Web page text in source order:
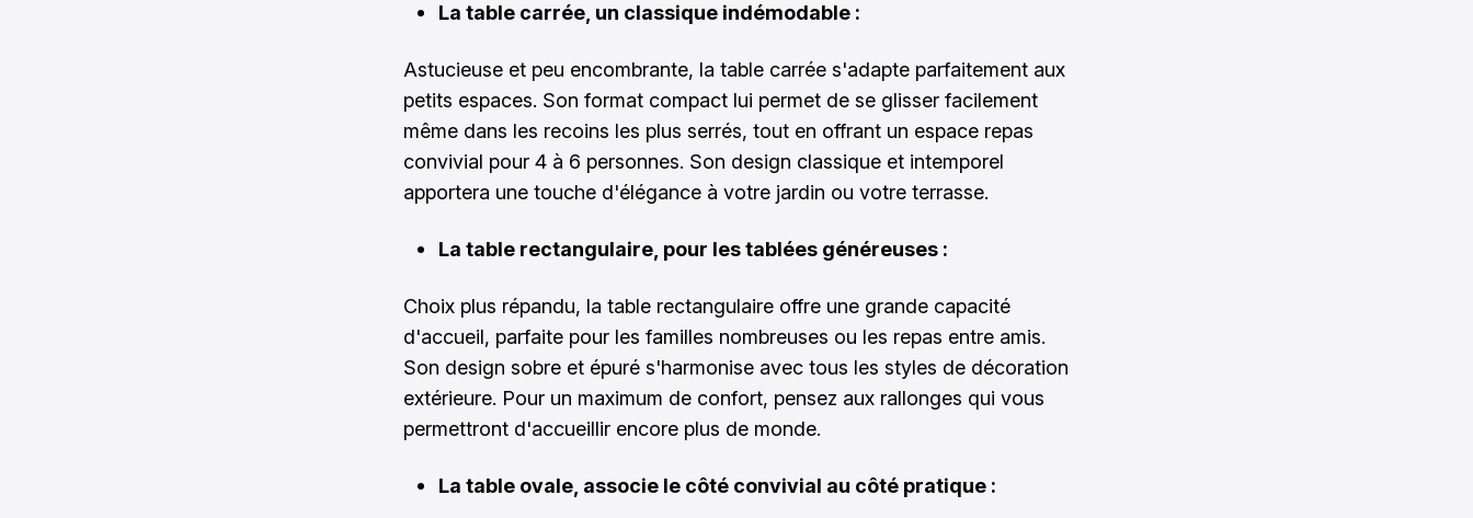
La table carrée, un classique indémodable :
Astucieuse et peu encombrante, la table carrée s'adapte parfaitement aux
petits espaces. Son format compact lui permet de se glisser facilement
même dans les recoins les plus serrés, tout en offrant un espace repas
convivial pour 4 à 6 personnes. Son design classique et intemporel
apportera une touche d'élégance à votre jardin ou votre terrasse.
La table rectangulaire, pour les tablées généreuses :
Choix plus répandu, la table rectangulaire offre une grande capacité
d'accueil, parfaite pour les familles nombreuses ou les repas entre amis.
Son design sobre et épuré s'harmonise avec tous les styles de décoration
extérieure. Pour un maximum de confort, pensez aux rallonges qui vous
permettront d'accueillir encore plus de monde.
La table ovale, associe le côté convivial au côté pratique :